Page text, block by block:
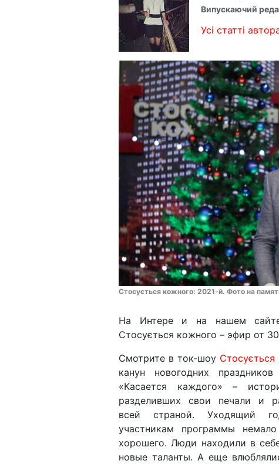
Випускаючий
Усі статті
Стосується кожного: 2021-й. Фото на
На Интере и на нашем
Стосується кожного – эфир от
Смотрите в ток-шоу Стосується
канун новогодних
«Касается каждого» –
разделивших свои печали и
всей страной. Уходящий
участникам программы
хорошего. Люди находили в
новые таланты. А еще